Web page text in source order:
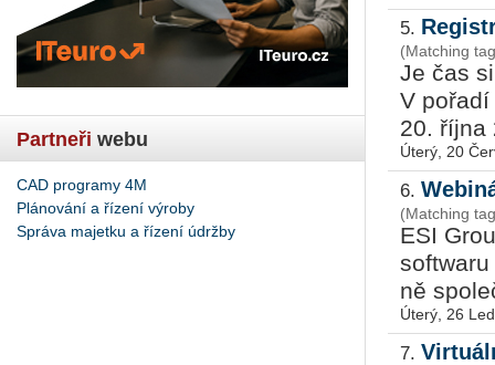
Partneři webu
CAD programy 4M
Plánování a řízení výroby
Správa majetku a řízení údržby
5.
(Matching
Je čas
V
20. října
Úterý, 20
6.
(Matching
ESI
ně
Úterý, 26
7.